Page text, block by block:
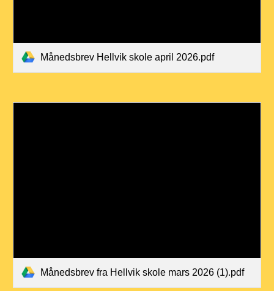
Månedsbrev Hellvik skole april 2026.pdf
Månedsbrev fra Hellvik skole mars 2026 (1).pdf